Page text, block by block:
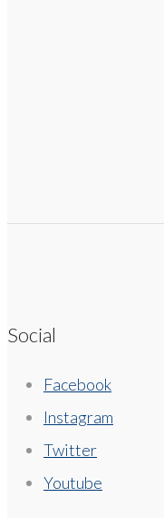
Social
Facebook
Instagram
Twitter
Youtube